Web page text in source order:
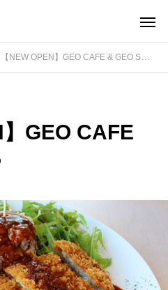
【NEW OPEN】GEO CAFE & GEO SHOP
】GEO CAFE